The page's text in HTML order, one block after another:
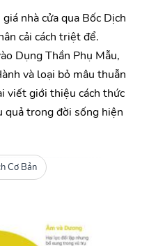
nhà cửa qua Bốc Dịch
cải cách triệt để.
Dụng Thần Phụ Mẫu,
và loại bỏ mâu thuẫn
viết giới thiệu cách thức
quả trong đời sống hiện
Cơ Bản